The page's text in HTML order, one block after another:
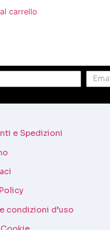
carrello
e Spedizioni
condizioni d’uso